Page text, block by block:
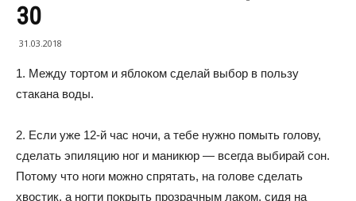
30
31.03.2018
1. Между тортом и яблоком сделай выбор в пользу
стакана воды.
2. Если уже 12-й час ночи, а тебе нужно помыть голову,
сделать эпиляцию ног и маникюр — всегда выбирай сон.
Потому что ноги можно спрятать, на голове сделать
хвостик, а ногти покрыть прозрачным лаком, сидя на